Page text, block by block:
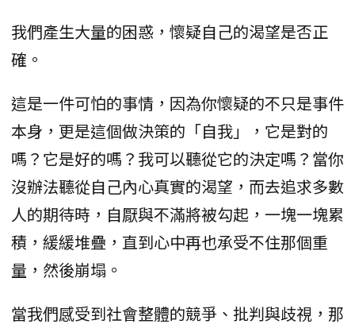
我們產生大量的困惑，懷疑自己的渴望是否正
確。
這是一件可怕的事情，因為你懷疑的不只是事件
本身，更是這個做決策的「自我」，它是對的
嗎？它是好的嗎？我可以聽從它的決定嗎？當你
沒辦法聽從自己內心真實的渴望，而去追求多數
人的期待時，自厭與不滿將被勾起，一塊一塊累
積，緩緩堆疊，直到心中再也承受不住那個重
量，然後崩塌。
當我們感受到社會整體的競爭、批判與歧視，那